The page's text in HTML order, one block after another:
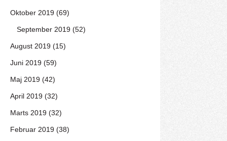
Oktober 2019 (69)
September 2019 (52)
August 2019 (15)
Juni 2019 (59)
Maj 2019 (42)
April 2019 (32)
Marts 2019 (32)
Februar 2019 (38)